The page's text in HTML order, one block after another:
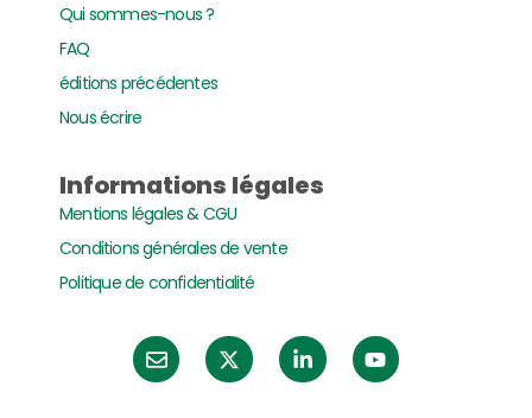
Qui sommes-nous ?
FAQ
éditions précédentes
Nous écrire
Informations légales
Mentions légales & CGU
Conditions générales de vente
Politique de confidentialité